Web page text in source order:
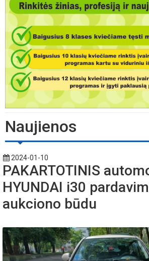
Naujienos
2024-01-10
PAKARTOTINIS
HYUNDAI i30
aukciono būdu